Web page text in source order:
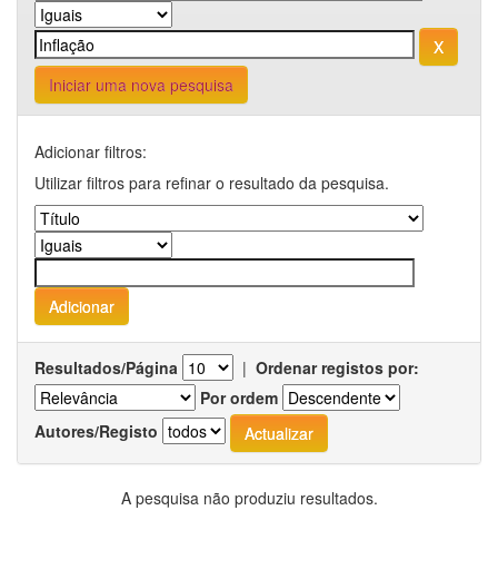
Iniciar uma nova pesquisa
Adicionar filtros:
Utilizar filtros para refinar o resultado da pesquisa.
Resultados/Página | Ordenar registos por:
Por ordem
Autores/Registo
A pesquisa não produziu resultados.